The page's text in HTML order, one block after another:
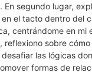
segundo lugar,
el tacto dentro del
centrándome en mi
reflexiono sobre
las lógicas
formas de